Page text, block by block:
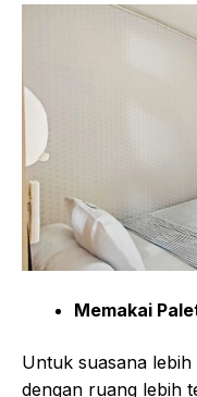
Memakai
Untuk suasana
dengan ruang lebih